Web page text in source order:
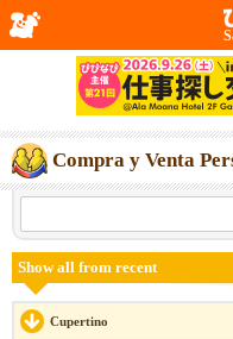
Compra y Venta
Show all from recent
Cupertino